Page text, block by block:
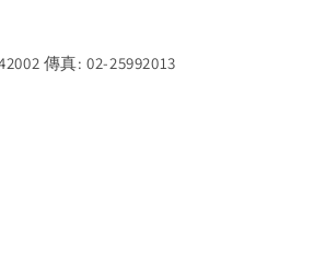
傳真: 02-25992013